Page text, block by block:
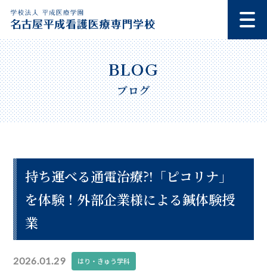
ブログ
持ち運べる通電治療?!「ピコリナ」
を体験！外部企業様による鍼体験授
業
2026.01.29 はり・きゅう学科